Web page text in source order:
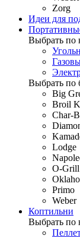
Zorg
Идеи для
Выбрать по
Выбрать по
Big
Broil
Char-
Lodge
O-Grill
Primo
Weber
Коптильни
Выбрать по